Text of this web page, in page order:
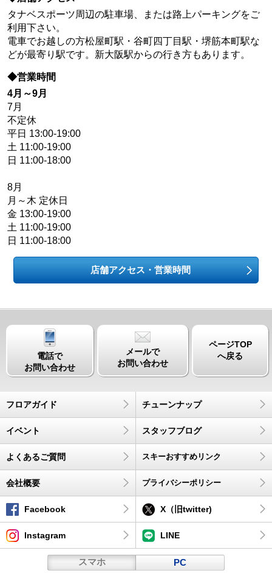
タナベスポーツ周辺の駐車場、または路上パーキングをご
利用下さい。
電車でお越しの方松屋町駅・谷町四丁目駅・堺筋本町駅な
どが最寄り駅です。新大阪駅からの行き方もあります。
◆営業時間
4月～9月
7月
不定休
平日 13:00-19:00
土 11:00-19:00
日 11:00-18:00
8月
月～木 定休日
金 13:00-19:00
土 11:00-19:00
日 11:00-18:00
店舗アクセス・営業時間
電話で
お問い合わせ
メールで
お問い合わせ
ページTOP
へ戻る
フロアガイド チューンナップ
イベント スタッフブログ
よくあるご質問 スキーおすすめリンク
会社概要 プライバシーポリシー
Facebook X（旧twitter)
Instagram LINE
スマホ PC